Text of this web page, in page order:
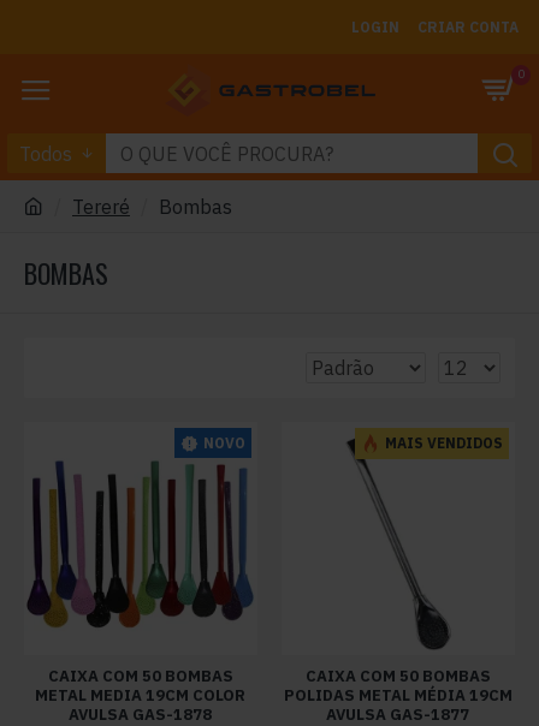
LOGIN CRIAR CONTA
0
Todos
Tereré Bombas
BOMBAS
NOVO
CAIXA COM 50 BOMBAS
METAL MEDIA 19CM COLOR
AVULSA GAS-1878
MAIS VENDIDOS
CAIXA COM 50 BOMBAS
POLIDAS METAL MÉDIA 19CM
AVULSA GAS-1877